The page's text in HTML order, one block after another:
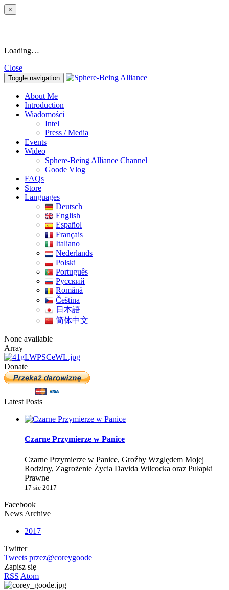
×
Loading…
Close
Toggle navigation
About Me
Introduction
Wiadomości
Intel
Press / Media
Events
Wideo
Sphere-Being Alliance Channel
Goode Vlog
FAQs
Store
Languages
Deutsch
English
Español
Français
Italiano
Nederlands
Polski
Português
Pусский
Română
Čeština
日本語
简体中文
None available
Array
Donate
Latest Posts
Czarne Przymierze w Panice
Czarne Przymierze w Panice, Groźby Względem Mojej
Rodziny, Zagrożenie Życia Davida Wilcocka oraz Pułapki
Prawne
17 sie 2017
Facebook
News Archive
2017
Twitter
Tweets przez@coreygoode
Zapisz się
RSS Atom